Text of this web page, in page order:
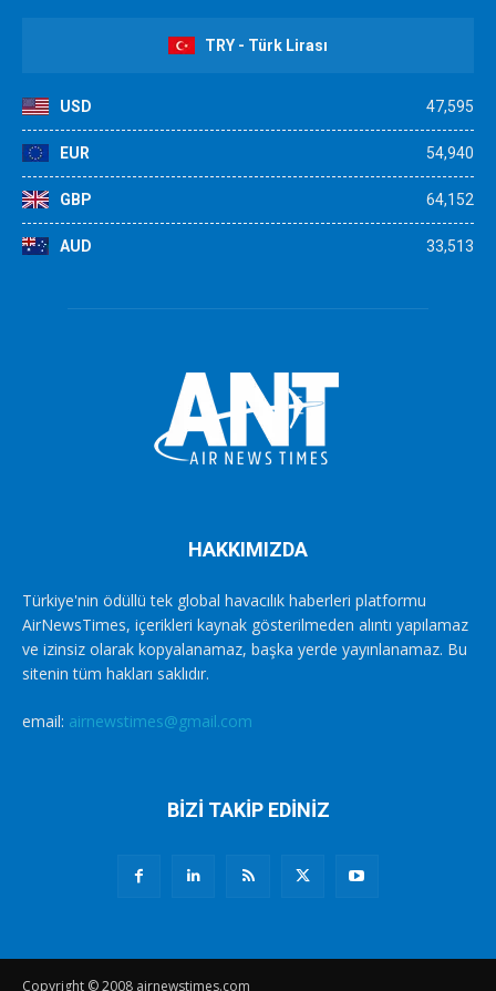
TRY - Türk Lirası
USD 47,595
EUR 54,940
GBP 64,152
AUD 33,513
HAKKIMIZDA
Türkiye'nin ödüllü tek global havacılık haberleri platformu
AirNewsTimes, içerikleri kaynak gösterilmeden alıntı yapılamaz
ve izinsiz olarak kopyalanamaz, başka yerde yayınlanamaz. Bu
sitenin tüm hakları saklıdır.
email: airnewstimes@gmail.com
BİZİ TAKİP EDİNİZ
Copyright © 2008 airnewstimes.com